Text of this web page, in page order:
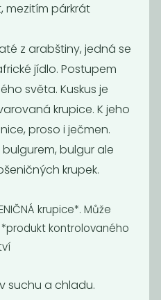
Bulgur pšeničný
74Kč/ Kg
mezitím párkrát
z arabštiny, jedná se
jídlo. Postupem
světa. Kuskus je
krupice. K jeho
proso i ječmen.
bulgur ale
krupek.
krupice*. Může
kontrolovaného
suchu a chladu.